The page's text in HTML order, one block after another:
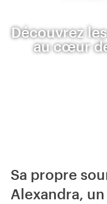
Découvrez
au cœur
Sa propre
Alexandra,